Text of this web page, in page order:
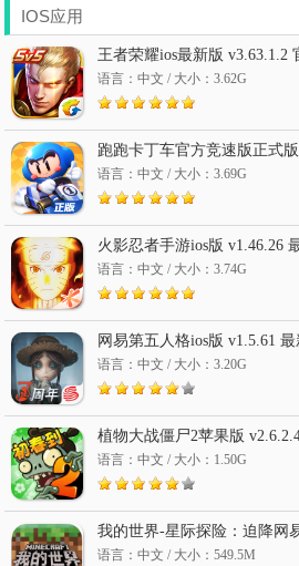
IOS应用
王者荣耀ios最新版 v3.63.1.2
语言：中文 / 大小：3.62G
跑跑卡丁车官方竞速版正式
版
语言：中文 / 大小：3.69G
火影忍者手游ios版 v1.46.26
语言：中文 / 大小：3.74G
网易第五人格ios版 v1.5.61 最
语言：中文 / 大小：3.20G
植物大战僵尸2苹果版
语言：中文 / 大小：1.50G
我的世界-星际探险：迫降网
语言：中文 / 大小：549.5M